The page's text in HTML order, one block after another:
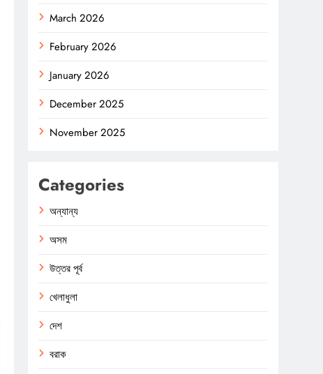
March 2026
February 2026
January 2026
December 2025
November 2025
Categories
অন্যান্য
অসম
উত্তর পূর্ব
খেলাধুলা
দেশ
বরাক